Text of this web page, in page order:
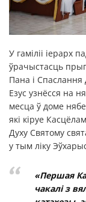
У гаміліі іерарх
ўрачыстасць
Пана і
Езус узнёсся на
месца ў доме
які кіруе
Духу Святому
у тым ліку
«Першая
чакалі з